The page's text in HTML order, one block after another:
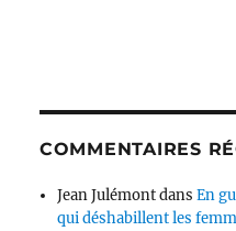
COMMENTAIRES
Jean JulémontdansEn
qui déshabillent les